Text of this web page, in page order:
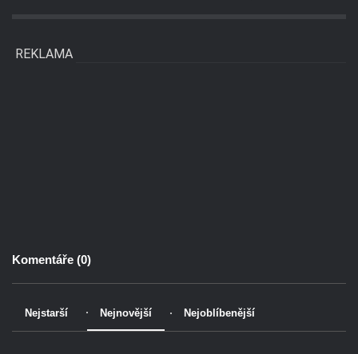
REKLAMA
Komentáře (0)
Nejstarší Nejnovější Nejoblíbenější